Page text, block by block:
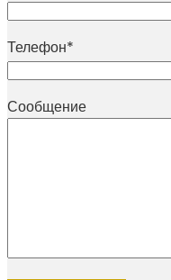
Телефон*
Сообщение